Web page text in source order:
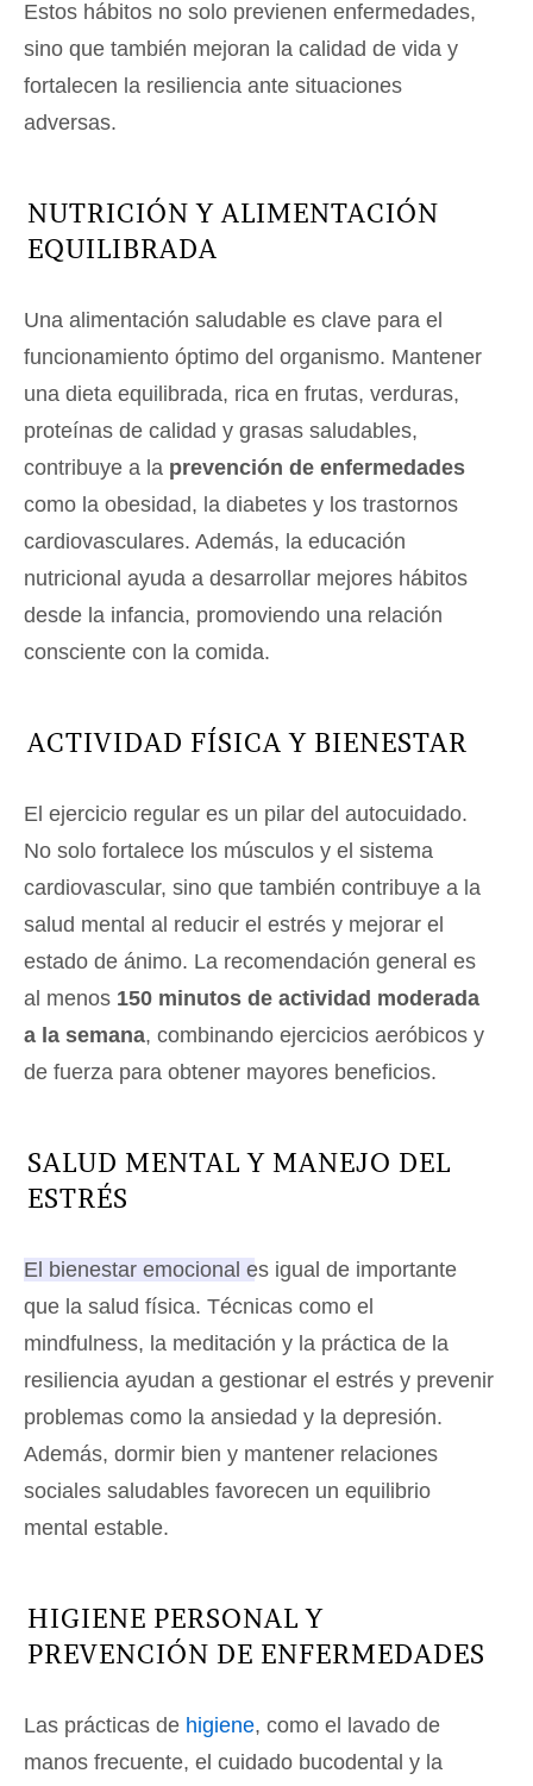
Estos hábitos no solo previenen enfermedades,
sino que también mejoran la calidad de vida y
fortalecen la resiliencia ante situaciones
adversas.
NUTRICIÓN Y ALIMENTACIÓN
EQUILIBRADA
Una alimentación saludable es clave para el
funcionamiento óptimo del organismo. Mantener
una dieta equilibrada, rica en frutas, verduras,
proteínas de calidad y grasas saludables,
contribuye a la prevención de enfermedades
como la obesidad, la diabetes y los trastornos
cardiovasculares. Además, la educación
nutricional ayuda a desarrollar mejores hábitos
desde la infancia, promoviendo una relación
consciente con la comida.
ACTIVIDAD FÍSICA Y BIENESTAR
El ejercicio regular es un pilar del autocuidado.
No solo fortalece los músculos y el sistema
cardiovascular, sino que también contribuye a la
salud mental al reducir el estrés y mejorar el
estado de ánimo. La recomendación general es
al menos 150 minutos de actividad moderada
a la semana, combinando ejercicios aeróbicos y
de fuerza para obtener mayores beneficios.
SALUD MENTAL Y MANEJO DEL
ESTRÉS
El bienestar emocional es igual de importante
que la salud física. Técnicas como el
mindfulness, la meditación y la práctica de la
resiliencia ayudan a gestionar el estrés y prevenir
problemas como la ansiedad y la depresión.
Además, dormir bien y mantener relaciones
sociales saludables favorecen un equilibrio
mental estable.
HIGIENE PERSONAL Y
PREVENCIÓN DE ENFERMEDADES
Las prácticas de higiene, como el lavado de
manos frecuente, el cuidado bucodental y la